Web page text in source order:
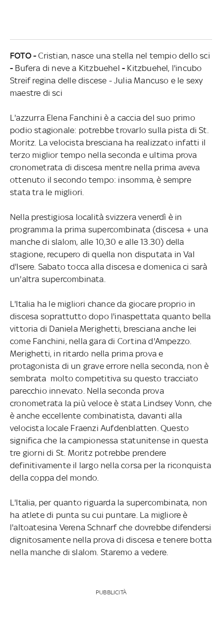
FOTO -Cristian, nasce una stella nel tempio dello sci
- Bufera di neve a Kitzbuehel - Kitzbuehel, l'incubo
Streif regina delle discese - Julia Mancuso e le sexy
maestre di sci
L'azzurra Elena Fanchini è a caccia del suo primo
podio stagionale: potrebbe trovarlo sulla pista di St.
Moritz. La velocista bresciana ha realizzato infatti il
terzo miglior tempo nella seconda e ultima prova
cronometrata di discesa mentre nella prima aveva
ottenuto il secondo tempo: insomma, è sempre
stata tra le migliori.
Nella prestigiosa località svizzera venerdì è in
programma la prima supercombinata (discesa + una
manche di slalom, alle 10,30 e alle 13.30) della
stagione, recupero di quella non disputata in Val
d'Isere. Sabato tocca alla discesa e domenica ci sarà
un'altra supercombinata.
L'Italia ha le migliori chance da giocare proprio in
discesa soprattutto dopo l'inaspettata quanto bella
vittoria di Daniela Merighetti, bresciana anche lei
come Fanchini, nella gara di Cortina d'Ampezzo.
Merighetti, in ritardo nella prima prova e
protagonista di un grave errore nella seconda, non è
sembrata molto competitiva su questo tracciato
parecchio innevato. Nella seconda prova
cronometrata la più veloce è stata Lindsey Vonn, che
è anche eccellente combinatista, davanti alla
velocista locale Fraenzi Aufdenblatten. Questo
significa che la campionessa statunitense in questa
tre giorni di St. Moritz potrebbe prendere
definitivamente il largo nella corsa per la riconquista
della coppa del mondo.
L'Italia, per quanto riguarda la supercombinata, non
ha atlete di punta su cui puntare. La migliore è
l'altoatesina Verena Schnarf che dovrebbe difendersi
dignitosamente nella prova di discesa e tenere botta
nella manche di slalom. Staremo a vedere.
PUBBLICITÀ